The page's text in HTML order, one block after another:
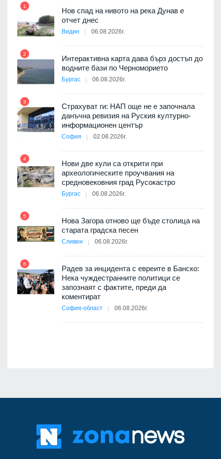
1
Нов спад на нивото на река Дунав е
отчет днес
Видин 06.08.2026г.
2
Интерактивна карта дава бърз достъп до
водните бази по Черноморието
Бургас 06.08.2026г.
3
Страхуват ги: НАП още не е започнала
данъчна ревизия на Руския културно-
информационен център
София 02.08.2026г.
4
Нови две кули са открити при
археологическите проучвания на
средновековния град Русокастро
Бургас 06.08.2026г.
5
Нова Загора отново ще бъде столица на
старата градска песен
Сливен 06.08.2026г.
6
Радев за инцидента с евреите в Банско:
Нека чуждестранните политици се
запознаят с фактите, преди да
коментират
София-област 06.08.2026г.